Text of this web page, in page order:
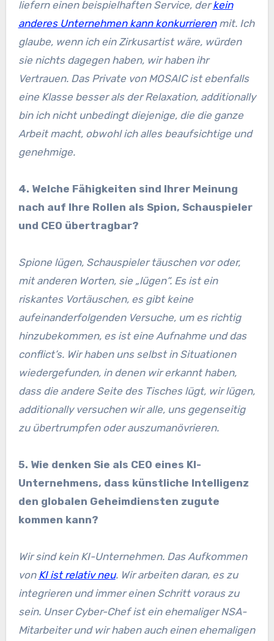
liefern einen beispielhaften Service, derkein
anderes Unternehmen kann konkurrierenmit. Ich
glaube, wenn ich ein Zirkusartist wäre, würden
sie nichts dagegen haben, wir haben ihr
Vertrauen. Das Private von MOSAIC ist ebenfalls
eine Klasse besser als der Relaxation, additionally
bin ich nicht unbedingt diejenige, die die ganze
Arbeit macht, obwohl ich alles beaufsichtige und
genehmige.
4. Welche Fähigkeiten sind Ihrer Meinung
nach auf Ihre Rollen als Spion, Schauspieler
und CEO übertragbar?
Spione lügen, Schauspieler täuschen vor oder,
mit anderen Worten, sie „lügen“. Es ist ein
riskantes Vortäuschen, es gibt keine
aufeinanderfolgenden Versuche, um es richtig
hinzubekommen, es ist eine Aufnahme und das
conflict’s. Wir haben uns selbst in Situationen
wiedergefunden, in denen wir erkannt haben,
dass die andere Seite des Tisches lügt, wir lügen,
additionally versuchen wir alle, uns gegenseitig
zu übertrumpfen oder auszumanövrieren.
5. Wie denken Sie als CEO eines KI-
Unternehmens, dass künstliche Intelligenz
den globalen Geheimdiensten zugute
kommen kann?
Wir sind kein KI-Unternehmen. Das Aufkommen
von KI ist relativ neu. Wir arbeiten daran, es zu
integrieren und immer einen Schritt voraus zu
sein. Unser Cyber-Chef ist ein ehemaliger NSA-
Mitarbeiter und wir haben auch einen ehemaligen